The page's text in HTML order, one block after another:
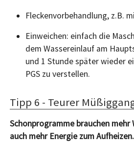
Fleckenvorbehandlung, z.B.
Einweichen: einfach die
dem Wassereinlauf am
und 1 Stunde später wieder
PGS zu verstellen.
Tipp 6 - Teurer
Schonprogramme brauchen mehr
auch mehr Energie zum Aufheizen.